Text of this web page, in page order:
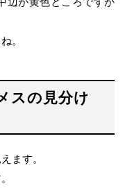
。
スの見分け
ます。